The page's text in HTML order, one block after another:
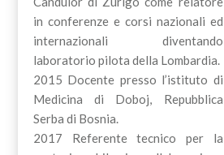
in conferenze e corsi nazionali ed
internazionali diventando
laboratorio pilota della Lombardia.
2015 Docente presso l’istituto di
Medicina di Doboj, Repubblica
Serba di Bosnia.
2017 Referente tecnico per la